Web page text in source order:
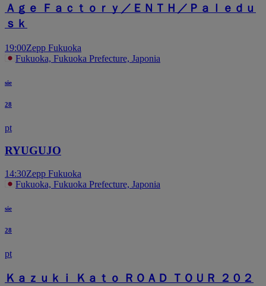
Ａｇｅ Ｆａｃｔｏｒｙ／ＥＮＴＨ／Ｐａｌｅｄｕ
ｓｋ
19:00Zepp Fukuoka
Fukuoka, Fukuoka Prefecture, Japonia
sie
28
pt
RYUGUJO
14:30Zepp Fukuoka
Fukuoka, Fukuoka Prefecture, Japonia
sie
28
pt
Ｋａｚｕｋｉ Ｋａｔｏ ＲＯＡＤ ＴＯＵＲ ２０２